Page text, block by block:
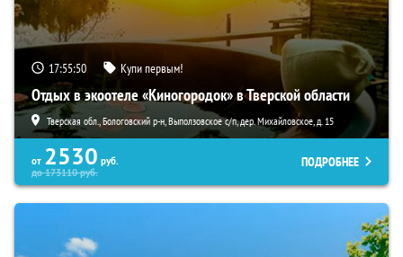
17:55:48 Купи первым!
Отдых в экоотеле «Киногородок» в Тверской области
Тверская обл., Бологовский р-н, Выползовское с/п, дер. Михайловское, д. 15
от 2530 руб.
до173110руб.
ПОДРОБНЕЕ